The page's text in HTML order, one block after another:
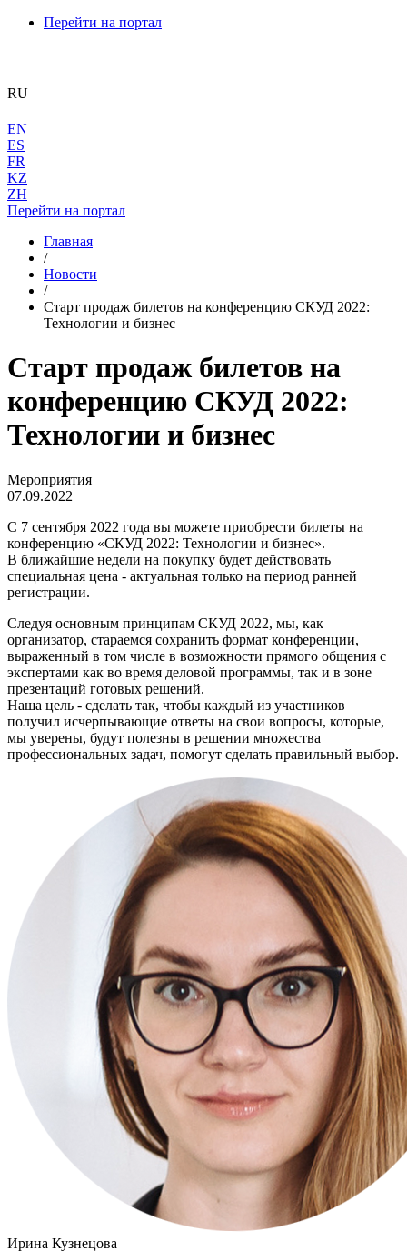
Перейти на портал
RU
EN
ES
FR
KZ
ZH
Перейти на портал
Главная
/
Новости
/
Старт продаж билетов на конференцию СКУД 2022:
Технологии и бизнес
Старт продаж билетов на
конференцию СКУД 2022:
Технологии и бизнес
Мероприятия
07.09.2022
С 7 сентября 2022 года вы можете приобрести билеты на
конференцию «СКУД 2022: Технологии и бизнес».
В ближайшие недели на покупку будет действовать
специальная цена - актуальная только на период ранней
регистрации.
Следуя основным принципам СКУД 2022, мы, как
организатор, стараемся сохранить формат конференции,
выраженный в том числе в возможности прямого общения с
экспертами как во время деловой программы, так и в зоне
презентаций готовых решений.
Наша цель - сделать так, чтобы каждый из участников
получил исчерпывающие ответы на свои вопросы, которые,
мы уверены, будут полезны в решении множества
профессиональных задач, помогут сделать правильный выбор.
Ирина Кузнецова